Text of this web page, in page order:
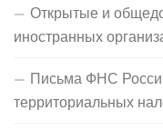
Открытые и
иностранных
Письма ФНС
территориальных